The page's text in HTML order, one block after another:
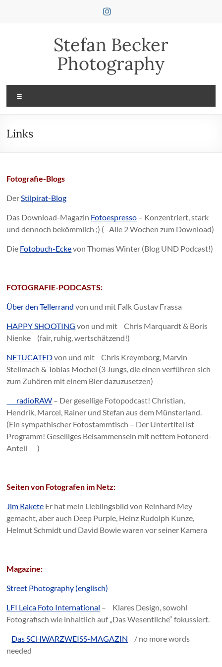
Stefan Becker
Photography
Links
Fotografie-Blogs
DerStilpirat-Blog
Das Download-Magazin Fotoespresso – Konzentriert, stark
und dennoch bekömmlich ;) ( Alle 2 Wochen zum Download)
Die Fotobuch-Eckevon Thomas Winter (Blog UND Podcast!)
FOTOGRAFIE-PODCASTS:
Über den Tellerrand von und mit Falk Gustav Frassa
HAPPY SHOOTING von und mit Chris Marquardt & Boris
Nienke (fair, ruhig, wertschätzend!)
NETUCATEDvon und mit Chris Kreymborg, Marvin
Stellmach & Tobias Mochel (3 Jungs, die einen verführen sich
zum Zuhören mit einem Bier dazuzusetzen)
radioRAW – Der gesellige Fotopodcast! Christian,
Hendrik, Marcel, Rainer und Stefan aus dem Münsterland.
(Ein sympathischer Fotostammtisch – Der Untertitel ist
Programm! Geselliges Beisammensein mit nettem Fotonerd-
Anteil )
Seiten von Fotografen im Netz:
Jim Rakete Er hat mein Lieblingsbild von Reinhard Mey
gemacht, aber auch Deep Purple, Heinz Rudolph Kunze,
Helmut Schmidt und David Bowie waren vor seiner Kamera
Magazine:
Street Photography (englisch)
LFI Leica Foto International – Klares Design, sowohl
Fotografisch wie inhaltlich auf „Das Wesentliche“ fokussiert.
Das SCHWARZWEISS-MAGAZIN / no more words
needed